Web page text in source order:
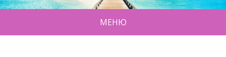
МЕНЮ